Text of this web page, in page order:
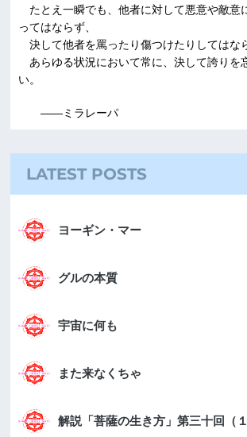
たとえ一瞬でも、他者に対して悪意や敵意
ってはならず、
決して他者を罵ったり傷つけたりしてはな
あらゆる状況において常に、決して誇りを
い。
――ミラレーパ
LATEST POSTS
ヨーギン・マー
グルの本質
宇宙に何も
また来なくちゃ
解説「菩薩の生き方」第三十回（１